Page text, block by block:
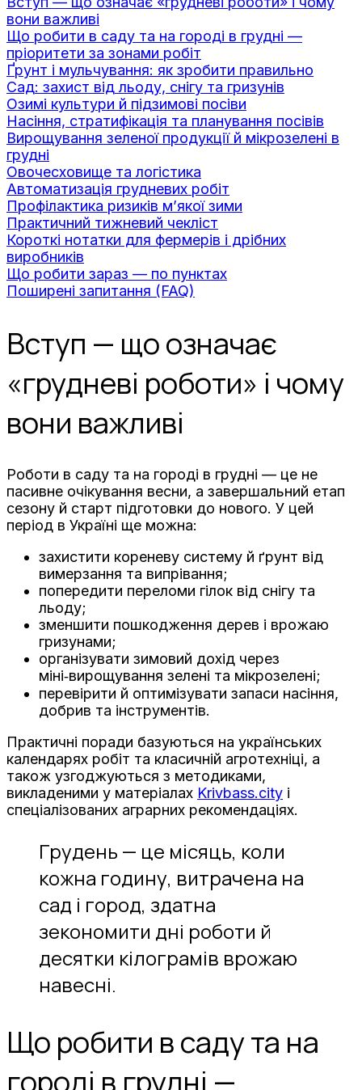
вони важливі
Що робити в саду та на городі в грудні —
пріоритети за зонами робіт
Ґрунт і мульчування: як зробити правильно
Сад: захист від льоду, снігу та гризунів
Озимі культури й підзимові посіви
Насіння, стратифікація та планування посівів
Вирощування зеленої продукції й мікрозелені в
грудні
Овочесховище та логістика
Автоматизація грудневих робіт
Профілактика ризиків м’якої зими
Практичний тижневий чекліст
Короткі нотатки для фермерів і дрібних
виробників
Що робити зараз — по пунктах
Поширені запитання (FAQ)
Вступ — що означає
«грудневі роботи» і чому
вони важливі
Роботи в саду та на городі в грудні — це не
пасивне очікування весни, а завершальний етап
сезону й старт підготовки до нового. У цей
період в Україні ще можна:
захистити кореневу систему й ґрунт від
вимерзання та випрівання;
попередити переломи гілок від снігу та
льоду;
зменшити пошкодження дерев і врожаю
гризунами;
організувати зимовий дохід через
міні‑вирощування зелені та мікрозелені;
перевірити й оптимізувати запаси насіння,
добрив та інструментів.
Практичні поради базуються на українських
календарях робіт та класичній агротехніці, а
також узгоджуються з методиками,
викладеними у матеріалах Krivbass.city і
спеціалізованих аграрних рекомендаціях.
Грудень — це місяць, коли
кожна годину, витрачена на
сад і город, здатна
зекономити дні роботи й
десятки кілограмів врожаю
навесні.
Що робити в саду та на
городі в грудні —